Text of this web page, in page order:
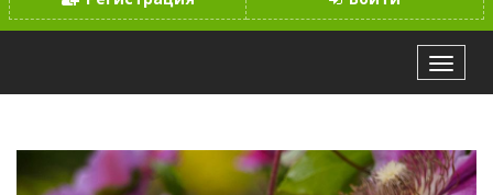
МЕНЮ